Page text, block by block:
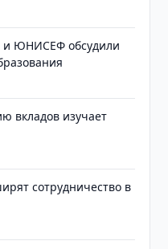
и ЮНИСЕФ обсудили
вкладов изучает
сотрудничество в